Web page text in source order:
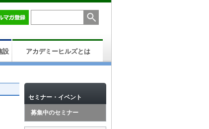
設 アカデミーヒルズとは
セミナー・イベント
募集中のセミナー